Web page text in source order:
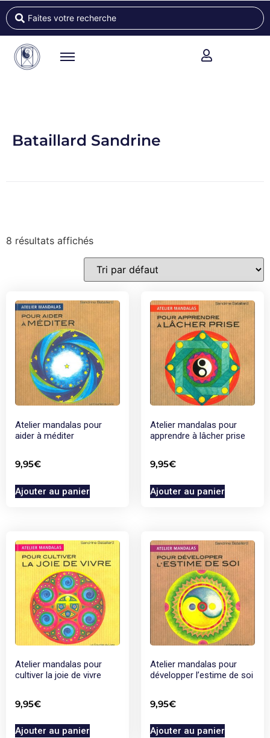
Bataillard Sandrine
8 résultats affichés
Atelier mandalas pour
aider à méditer
9,95€
Ajouter au panier
Atelier mandalas pour
apprendre à lâcher prise
9,95€
Ajouter au panier
Atelier mandalas pour
cultiver la joie de vivre
9,95€
Ajouter au panier
Atelier mandalas pour
développer l’estime de soi
9,95€
Ajouter au panier